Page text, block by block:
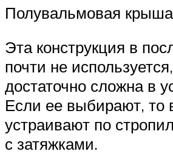
Полувальмовая крыша
Эта конструкция в
почти не
достаточно сложна в
Если ее выбирают, то
устраивают по
с затяжками.